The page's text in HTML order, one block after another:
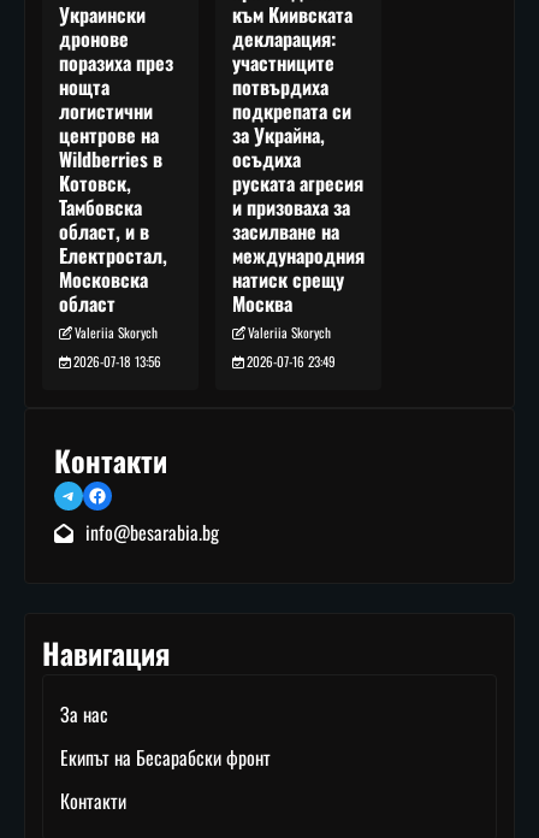
Украински
дронове
поразиха през
нощта
логистични
центрове на
Wildberries в
Котовск,
Тамбовска
област, и в
Електростал,
Московска
област
Valeriia Skorych
2026-07-18 13:56
към Киивската
декларация:
участниците
потвърдиха
подкрепата си
за Украйна,
осъдиха
руската агресия
и призоваха за
засилване на
международния
натиск срещу
Москва
Valeriia Skorych
2026-07-16 23:49
Контакти
TelegramFacebook
info@besarabia.bg
Навигация
За нас
Екипът на Бесарабски фронт
Контакти